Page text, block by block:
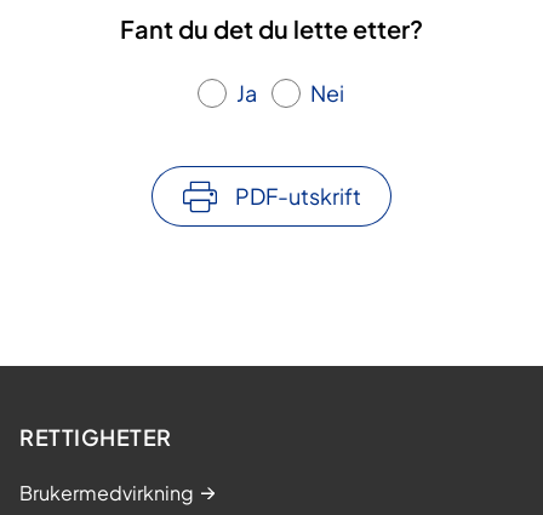
Fant du det du lette etter?
Ja Nei
PDF-utskrift
RETTIGHETER
Brukermedvirkning